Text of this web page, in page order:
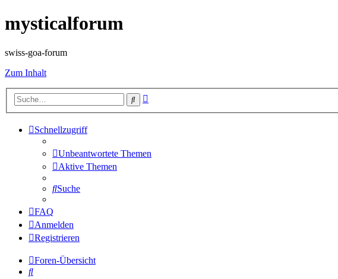
mysticalforum
swiss-goa-forum
Zum Inhalt
Suche
Schnellzugriff
Unbeantwortete Themen
Aktive Themen
Suche
FAQ
Anmelden
Registrieren
Foren-Übersicht
Suche